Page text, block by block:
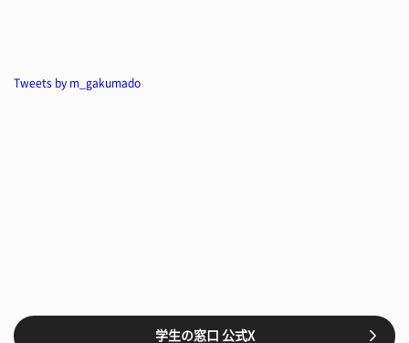
Tweets by m_gakumado
学生の窓口 公式X